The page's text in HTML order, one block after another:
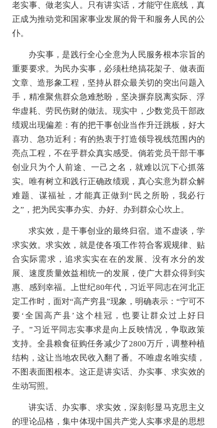
老实事、做老实人。只有讲实话，才能守住底线，真
正成为推动党和国家事业发展的骨干和服务人民的公
仆。
办实事，是践行全心全意为人民服务根本宗旨的
重要要求。为民办实事，必须杜绝搞花架子、做表面
文章、造形象工程，坚持从群众最关切的突出问题入
手，精准聚焦群众急难愁盼，坚决摒弃脱离实际、浮
华虚耗、劳民伤财的做法。现实中，少数党员干部政
绩观出现偏差：有的把干事创业当作升迁跳板，好大
喜功、急功近利；有的热衷于打造领导视线范围内的
亮点工程，不在乎群众真实感受。倘若党员干部干事
创业只为个人前途、一己之名，就难以沉下心抓落
实。唯有树立和践行正确政绩观，真心实意为群众解
难题、谋福祉，才能真正做到“民之所盼，我必行
之”，把为民实事办实、办好、办到群众心坎上。
求实效，是干事创业的最终归宿。道不虚谈，学
求实效。求实效，就是使各项工作符合客观规律、贴
合实际需求，追求实实在在的发展、没有水分的发
展、速度质量效益相统一的发展，使广大群众得到实
惠、感到幸福。上世纪80年代，习近平同志在河北正
定工作时，面对“高产穷县”现象，明确表示：“宁可不
要‘全国高产县’这个桂冠，也要让群众过上好日
子。”习近平同志实事求是向上反映情况，争取政策
支持。全县粮食征购任务减少了2800万斤，调整种植
结构，这让当地农民收入翻了番。不唯虚名唯实绩，
不图表面图根本。这正是讲实话、办实事、求实效的
生动写照。
讲实话、办实事、求实效，深刻彰显马克思主义
的理论品格，集中体现中国共产党人实事求是的思想